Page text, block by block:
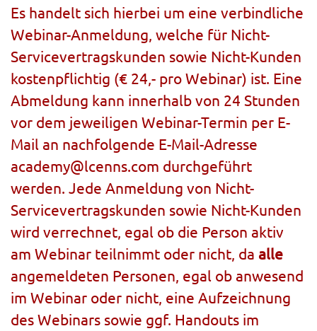
Es handelt sich hierbei um eine verbindliche
Webinar-Anmeldung, welche für Nicht-
Servicevertragskunden sowie Nicht-Kunden
kostenpflichtig (€ 24,- pro Webinar) ist. Eine
Abmeldung kann innerhalb von 24 Stunden
vor dem jeweiligen Webinar-Termin per E-
Mail an nachfolgende E-Mail-Adresse
academy@lcenns.com durchgeführt
werden. Jede Anmeldung von Nicht-
Servicevertragskunden sowie Nicht-Kunden
wird verrechnet, egal ob die Person aktiv
am Webinar teilnimmt oder nicht, da alle
angemeldeten Personen, egal ob anwesend
im Webinar oder nicht, eine Aufzeichnung
des Webinars sowie ggf. Handouts im